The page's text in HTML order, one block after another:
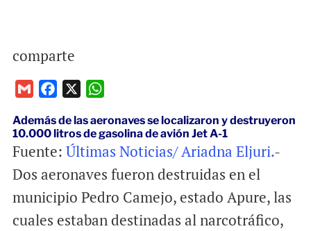
comparte
a
l
c
b
o
o
k
a
t
s
A
p
p
Además de las aeronaves se localizaron y destruyeron
10.000 litros de gasolina de avión Jet A-1
Fuente: Últimas Noticias/ Ariadna Eljuri.-
Dos aeronaves fueron destruidas en el
municipio Pedro Camejo, estado Apure, las
cuales estaban destinadas al narcotráfico,